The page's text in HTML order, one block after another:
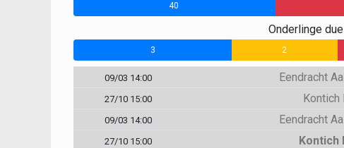
40
Onderlinge
3 2
09/03 14:00 Eendracht
27/10 15:00 Kontich
09/03 14:00 Eendracht
27/10 15:00 Kontich